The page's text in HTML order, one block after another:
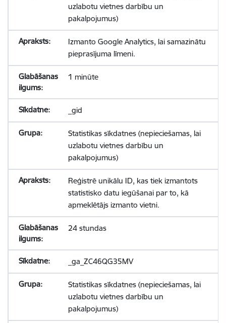
uzlabotu vietnes darbību un
pakalpojumus)
Izmanto Google Analytics, lai samazinātu
pieprasījuma līmeni.
1 minūte
_gid
Statistikas sīkdatnes (nepieciešamas, lai
uzlabotu vietnes darbību un
pakalpojumus)
Reģistrē unikālu ID, kas tiek izmantots
statistisko datu iegūšanai par to, kā
apmeklētājs izmanto vietni.
24 stundas
_ga_ZC46QG35MV
Statistikas sīkdatnes (nepieciešamas, lai
uzlabotu vietnes darbību un
pakalpojumus)